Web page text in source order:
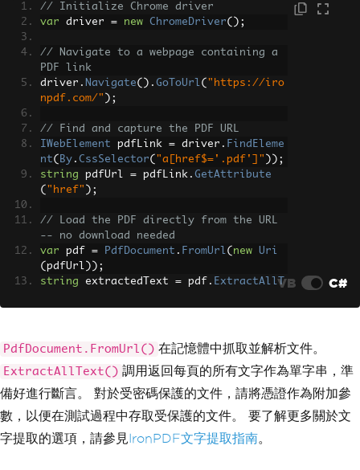
// Initialize Chrome driver
var driver = new ChromeDriver();
// Navigate to a webpage containing a
PDF link
driver . Navigate(). GoToUrl( "https://iro
npdf.com/" );
// Find and capture the PDF URL
IWebElement pdfLink = driver . FindEleme
nt( By . CssSelector( "a[href$='.pdf']" ));
string pdfUrl = pdfLink . GetAttribute
( "href" );
// Load the PDF directly from the URL
-- no download needed
var pdf = PdfDocument . FromUrl( new
Uri
( pdfUrl ));
string extractedText = pdf . ExtractAllT
extractedText. Contains("IronPDF"))
Console .WriteLine("PDF validation
passed!"
);
}
driver Quit();
VB C#
PdfDocument.FromUrl() 在記憶體中抓取並解析文件。
ExtractAllText() 調用返回每頁的所有文字作為單字串，準
備好進行斷言。 對於受密碼保護的文件，請將憑證作為附加參
數，以便在測試過程中存取受保護的文件。 要了解更多關於文
字提取的選項，請參見IronPDF文字提取指南。